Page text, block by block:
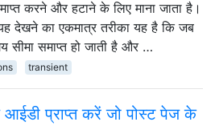
करने और हटाने के लिए माना जाता है।
देखने का एकमात्र तरीका यह है कि जब
सीमा समाप्त हो जाती है और …
transient
प्राप्त करें जो पोस्ट पेज के